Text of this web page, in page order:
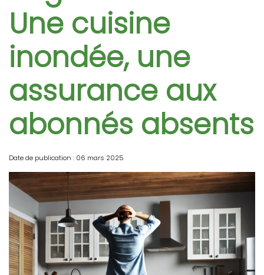
Une cuisine
inondée, une
assurance aux
abonnés absents
Date de publication : 06 mars 2025